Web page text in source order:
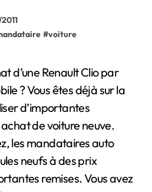
#voiture
? Vous êtes déjà sur la
d’importantes
de voiture neuve.
les mandataires auto
neufs à des prix
remises. Vous avez